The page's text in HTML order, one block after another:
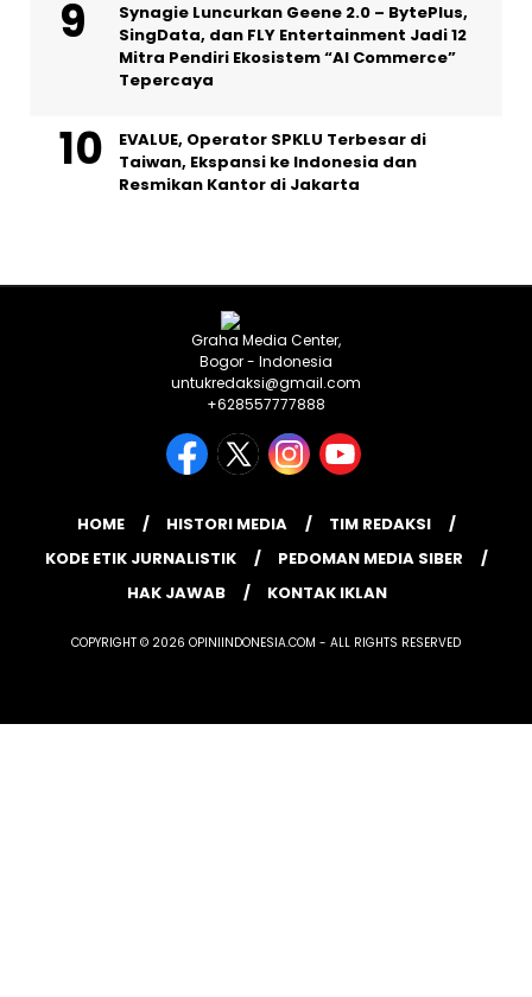
Synagie Luncurkan Geene 2.0 – BytePlus,
SingData, dan FLY Entertainment Jadi 12
Mitra Pendiri Ekosistem “AI Commerce”
Tepercaya
EVALUE, Operator SPKLU Terbesar di
Taiwan, Ekspansi ke Indonesia dan
Resmikan Kantor di Jakarta
Graha Media Center,
Bogor - Indonesia
untukredaksi@gmail.com
+628557777888
HOME HISTORI MEDIA
TIM REDAKSI
KODE ETIK JURNALISTIK
PEDOMAN MEDIA SIBER
HAK JAWAB
KONTAK IKLAN
COPYRIGHT © 2026 OPINIINDONESIA.COM - ALL RIGHTS RESERVED